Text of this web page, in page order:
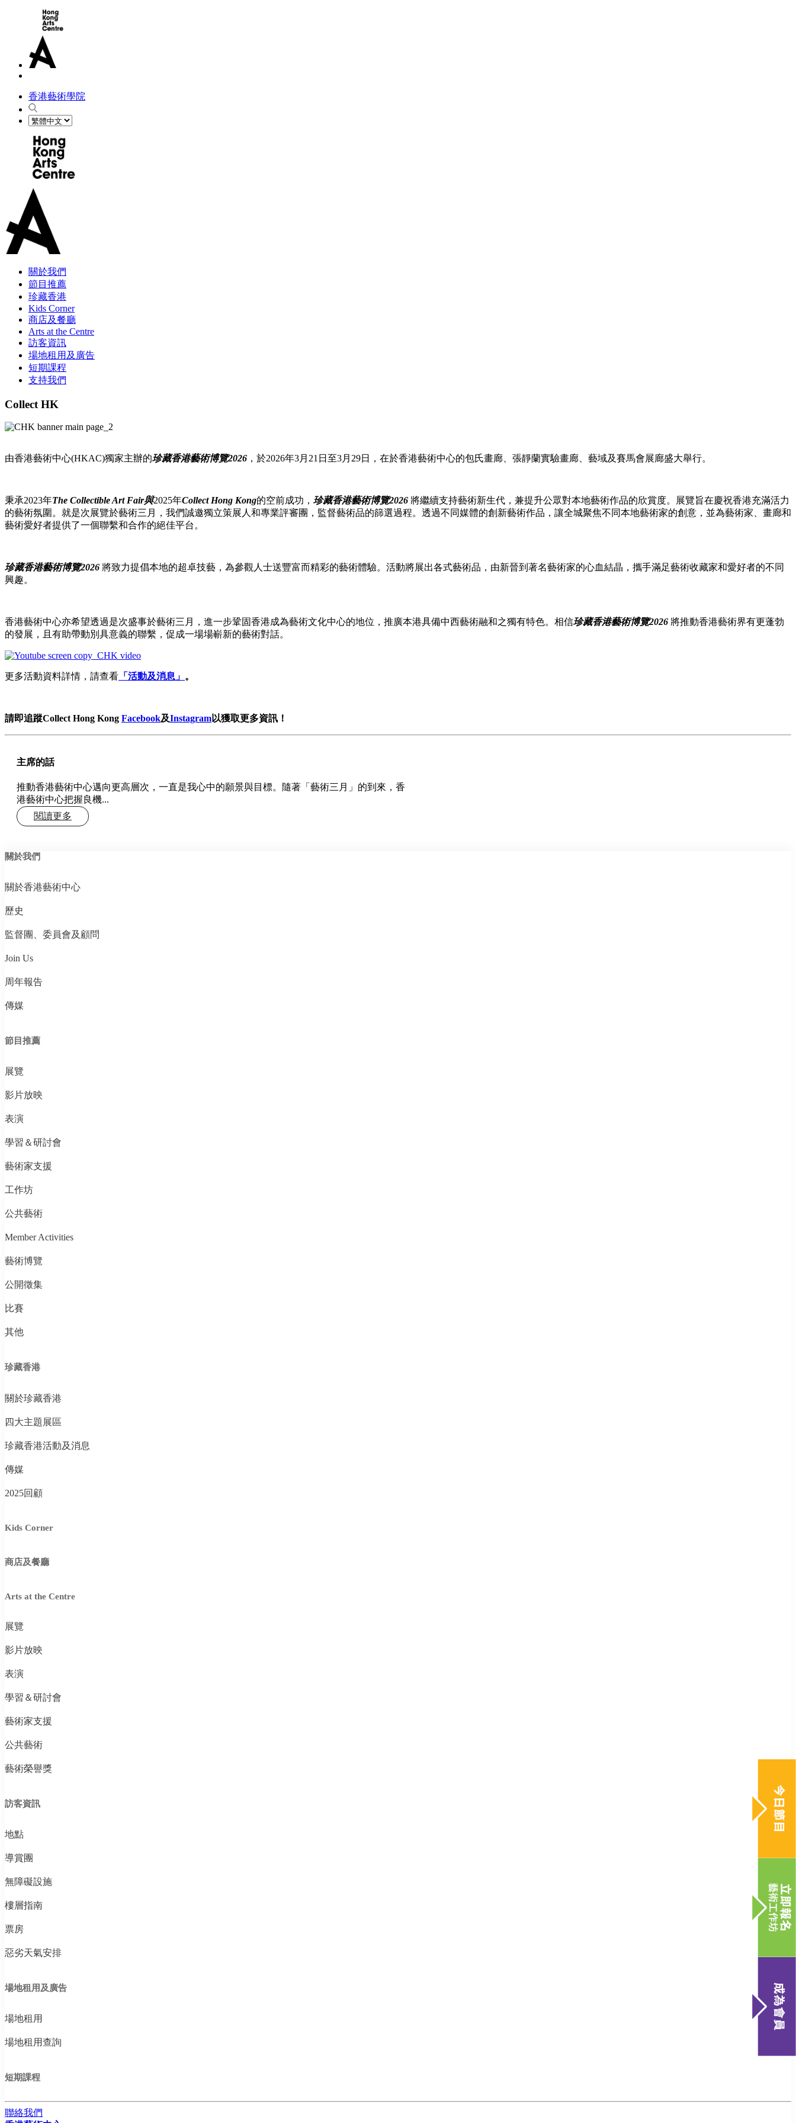
香港藝術學院
關於我們
節目推薦
珍藏香港
Kids Corner
商店及餐廳
Arts at the Centre
訪客資訊
場地租用及廣告
短期課程
支持我們
Collect HK
由香港藝術中心(HKAC)獨家主辦的珍藏香港藝術博覽2026 ，於2026年3月21日至3月29日，在於香港藝術中心的包氏畫廊、張靜蘭實驗畫廊、藝域及賽馬會展廊盛大舉行。
秉承2023年The Collectible Art Fair與2025年Collect Hong Kong的空前成功， 珍藏香港藝術博覽2026 將繼續支持藝術新生代，兼提升公眾對本地藝術作品的欣賞度。展覽旨在慶祝香港充滿活力
的藝術氛圍。就是次展覽於藝術三月，我們誠邀獨立策展人和專業評審團，監督藝術品的篩選過程。透過不同媒體的創新藝術作品，讓全城聚焦不同本地藝術家的創意，並為藝術家、畫廊和
藝術愛好者提供了一個聯繫和合作的絕佳平台。
珍藏香港藝術博覽2026 將致力提倡本地的超卓技藝，為參觀人士送豐富而精彩的藝術體驗。活動將展出各式藝術品，由新晉到著名藝術家的心血結晶，攜手滿足藝術收藏家和愛好者的不同
興趣。
香港藝術中心亦希望透過是次盛事於藝術三月，進一步鞏固香港成為藝術文化中心的地位，推廣本港具備中西藝術融和之獨有特色。相信珍藏香港藝術博覽2026 將推動香港藝術界有更蓬勃
的發展，且有助帶動別具意義的聯繫，促成一場場嶄新的藝術對話。
更多活動資料詳情，請查看 「活動及消息」 。
請即追蹤Collect Hong Kong Facebook及Instagram以獲取更多資訊！
主席的話
推動香港藝術中心邁向更高層次，一直是我心中的願景與目標。隨著「藝術三月」的到來，香
港藝術中心把握良機...
閱讀更多
關於我們
關於香港藝術中心
歷史
監督團、委員會及顧問
Join Us
周年報告
傳媒
節目推薦
展覽
影片放映
表演
學習＆研討會
藝術家支援
工作坊
公共藝術
Member Activities
藝術博覽
公開徵集
比賽
其他
珍藏香港
關於珍藏香港
四大主題展區
珍藏香港活動及消息
傳媒
2025回顧
Kids Corner
商店及餐廳
Arts at the Centre
展覽
影片放映
表演
學習＆研討會
藝術家支援
公共藝術
藝術榮譽獎
訪客資訊
地點
導賞團
無障礙設施
樓層指南
票房
惡劣天氣安排
場地租用及廣告
場地租用
場地租用查詢
短期課程
聯絡我們